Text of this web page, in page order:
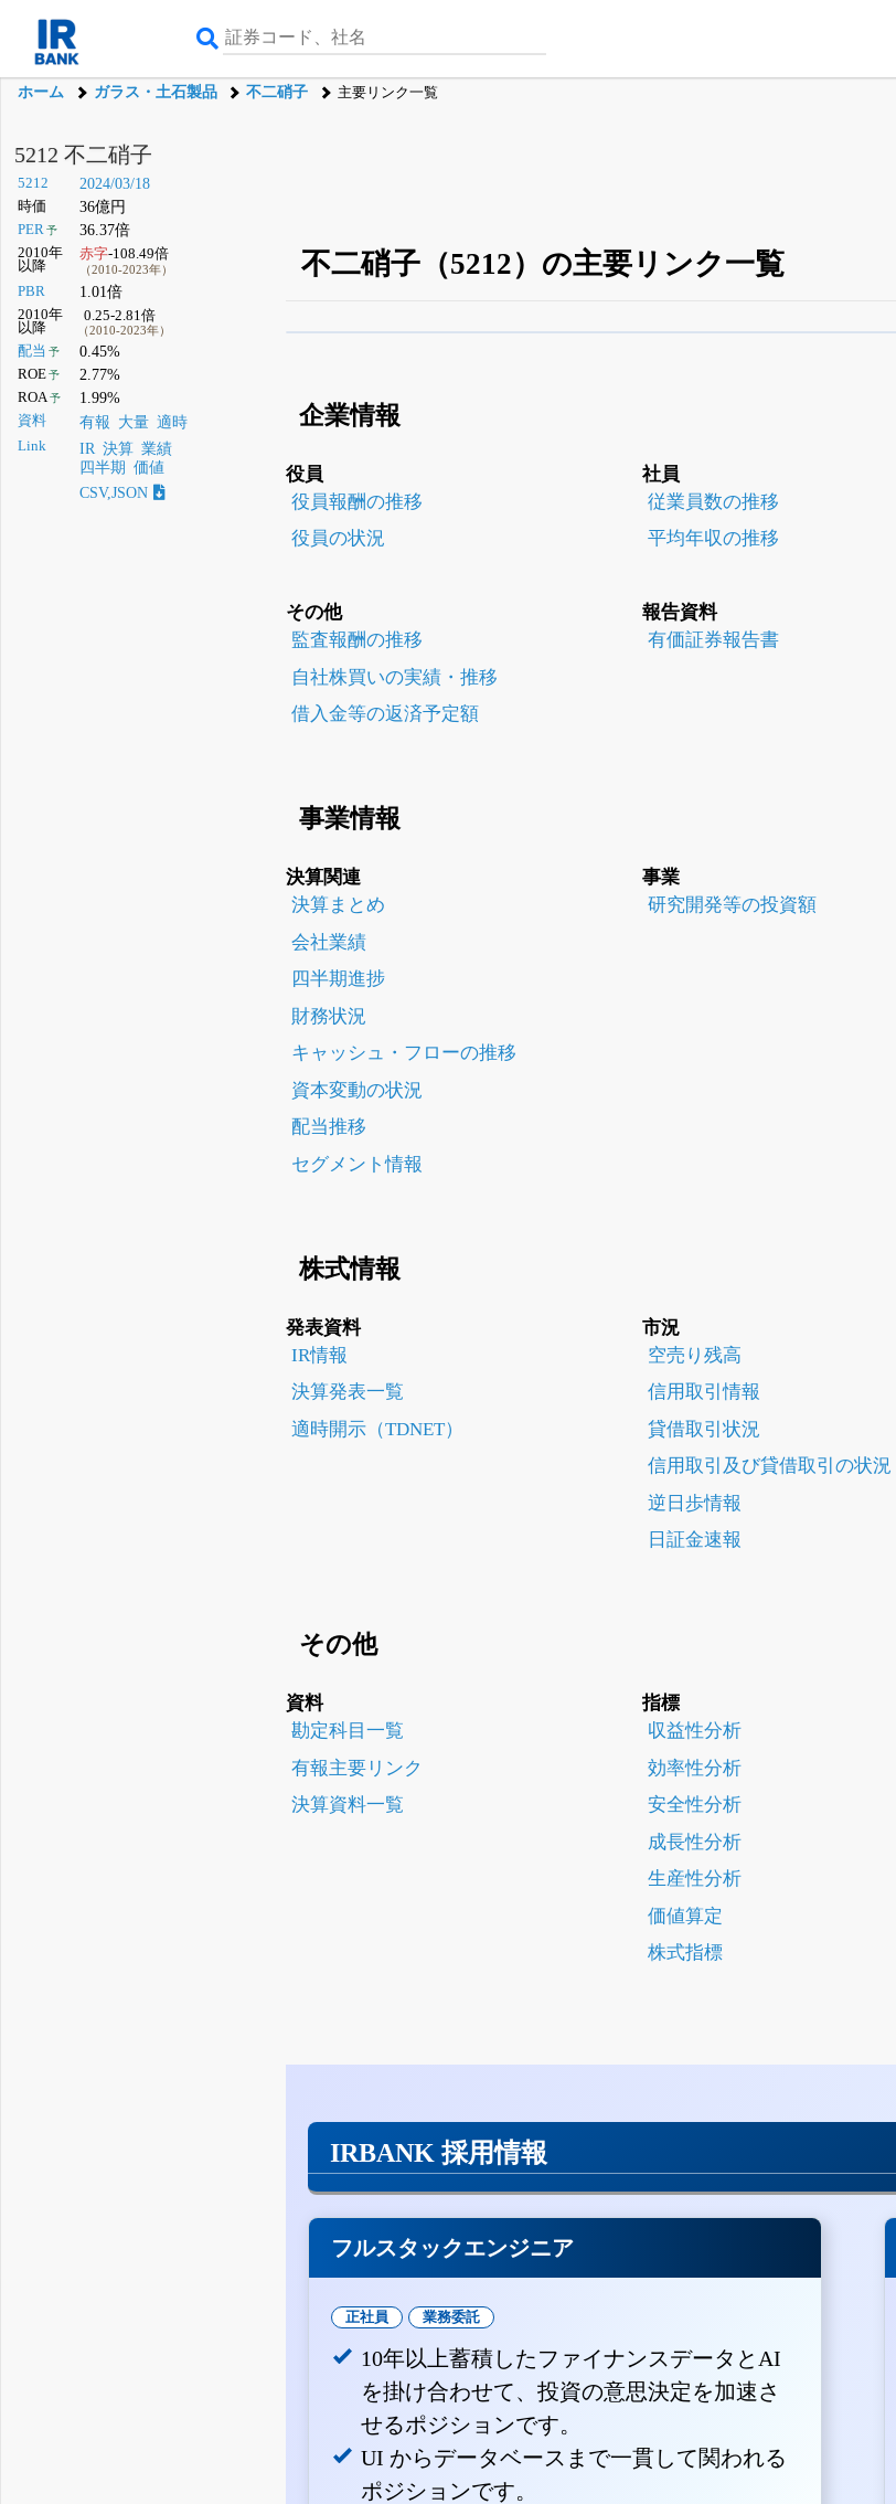
ホーム ガラス・土石製品 不二硝子 主要リンク一覧
5212 不二硝子
5212 2024/03/18
時価 36億円
PER予 36.37倍
2010年
以降
赤字-108.49倍
（2010-2023年）
PBR 1.01倍
2010年
以降
0.25-2.81倍
（2010-2023年）
配当 予 0.45%
ROE予 2.77%
ROA 予 1.99%
資料 有報 大量 適時
Link IR 決算 業績
四半期 価値
CSV,JSON
不二硝子（5212）の主要リンク一覧
登録すると永久30%OFFと米株版の先行利用も付きます
企業情報
役員
役員報酬の推移
役員の状況
社員
従業員数の推移
平均年収の推移
その他
監査報酬の推移
自社株買いの実績・推移
借入金等の返済予定額
報告資料
有価証券報告書
事業情報
決算関連
決算まとめ
会社業績
四半期進捗
財務状況
キャッシュ・フローの推移
資本変動の状況
配当推移
セグメント情報
事業
研究開発等の投資額
株式情報
発表資料
IR情報
決算発表一覧
適時開示（TDNET）
市況
空売り残高
信用取引情報
貸借取引状況
信用取引及び貸借取引の状況
逆日歩情報
日証金速報
その他
資料
勘定科目一覧
有報主要リンク
決算資料一覧
指標
収益性分析
効率性分析
安全性分析
成長性分析
生産性分析
価値算定
株式指標
IRBANK 採用情報
フルスタックエンジニア
正社員 業務委託
10年以上蓄積したファイナンスデータとAI
を掛け合わせて、投資の意思決定を加速さ
せるポジションです。
UI からデータベースまで一貫して関われる
ポジションです。